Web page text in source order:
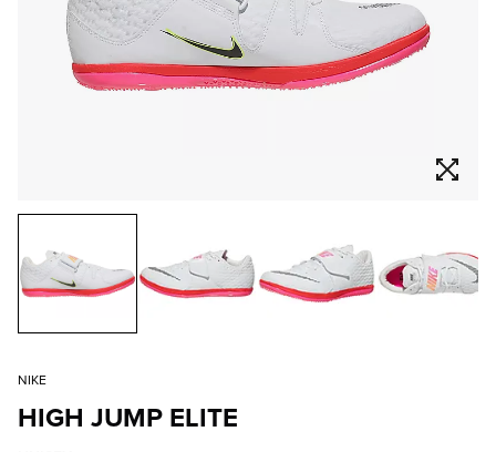
NIKE
HIGH JUMP ELITE